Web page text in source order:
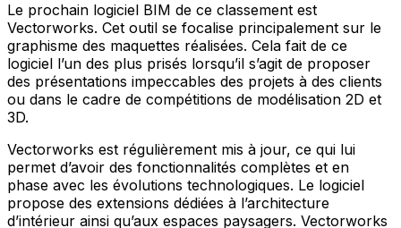
Le prochain logiciel BIM de ce classement est
Vectorworks. Cet outil se focalise principalement sur le
graphisme des maquettes réalisées. Cela fait de ce
logiciel l’un des plus prisés lorsqu’il s’agit de proposer
des présentations impeccables des projets à des clients
ou dans le cadre de compétitions de modélisation 2D et
3D.
Vectorworks est régulièrement mis à jour, ce qui lui
permet d’avoir des fonctionnalités complètes et en
phase avec les évolutions technologiques. Le logiciel
propose des extensions dédiées à l’architecture
d’intérieur ainsi qu’aux espaces paysagers. Vectorworks